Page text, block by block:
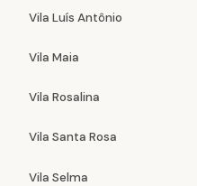
Vila Luís Antônio
Vila Maia
Vila Rosalina
Vila Santa Rosa
Vila Selma